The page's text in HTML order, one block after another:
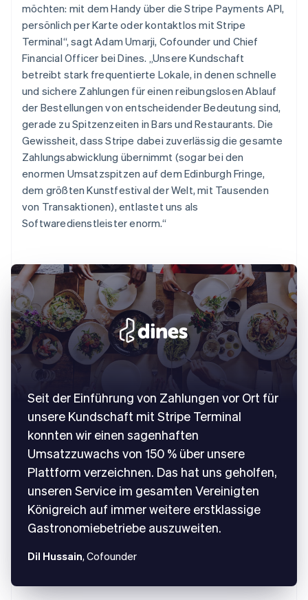
möchten: mit dem Handy über die Stripe Payments API,
persönlich per Karte oder kontaktlos mit Stripe
Terminal“, sagt Adam Umarji, Cofounder und Chief
Financial Officer bei Dines. „Unsere Kundschaft
betreibt stark frequentierte Lokale, in denen schnelle
und sichere Zahlungen für einen reibungslosen Ablauf
der Bestellungen von entscheidender Bedeutung sind,
gerade zu Spitzenzeiten in Bars und Restaurants. Die
Gewissheit, dass Stripe dabei zuverlässig die gesamte
Zahlungsabwicklung übernimmt (sogar bei den
enormen Umsatzspitzen auf dem Edinburgh Fringe,
dem größten Kunstfestival der Welt, mit Tausenden
von Transaktionen), entlastet uns als
Softwaredienstleister enorm.“
Seit der Einführung von Zahlungen vor Ort für
unsere Kundschaft mit Stripe Terminal
konnten wir einen sagenhaften
Umsatzzuwachs von 150 % über unsere
Plattform verzeichnen. Das hat uns geholfen,
unseren Service im gesamten Vereinigten
Königreich auf immer weitere erstklassige
Gastronomiebetriebe auszuweiten.
Dil Hussain, Cofounder